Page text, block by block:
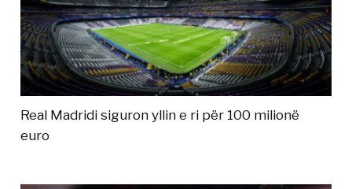
Real Madridi siguron yllin e ri për 100 milionë
euro